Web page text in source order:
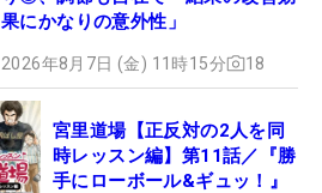
果にかなりの意外性」
2026年8月7日 (金) 11時15分 18
宮里道場【正反対の2人を同
時レッスン編】第11話／『勝
手にローボール&ギュッ！』